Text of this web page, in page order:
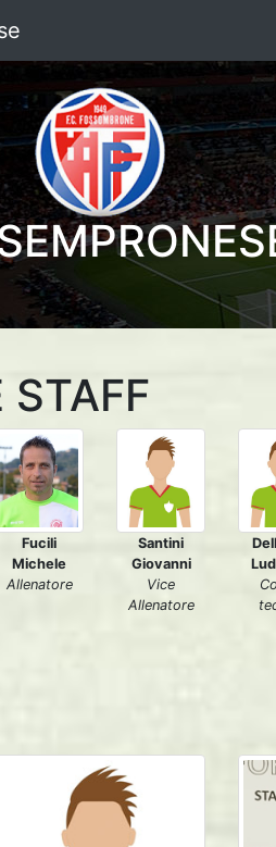
STAFF
Fucili
Michele
Allenatore
Santini
Giovanni
Vice
Allenatore